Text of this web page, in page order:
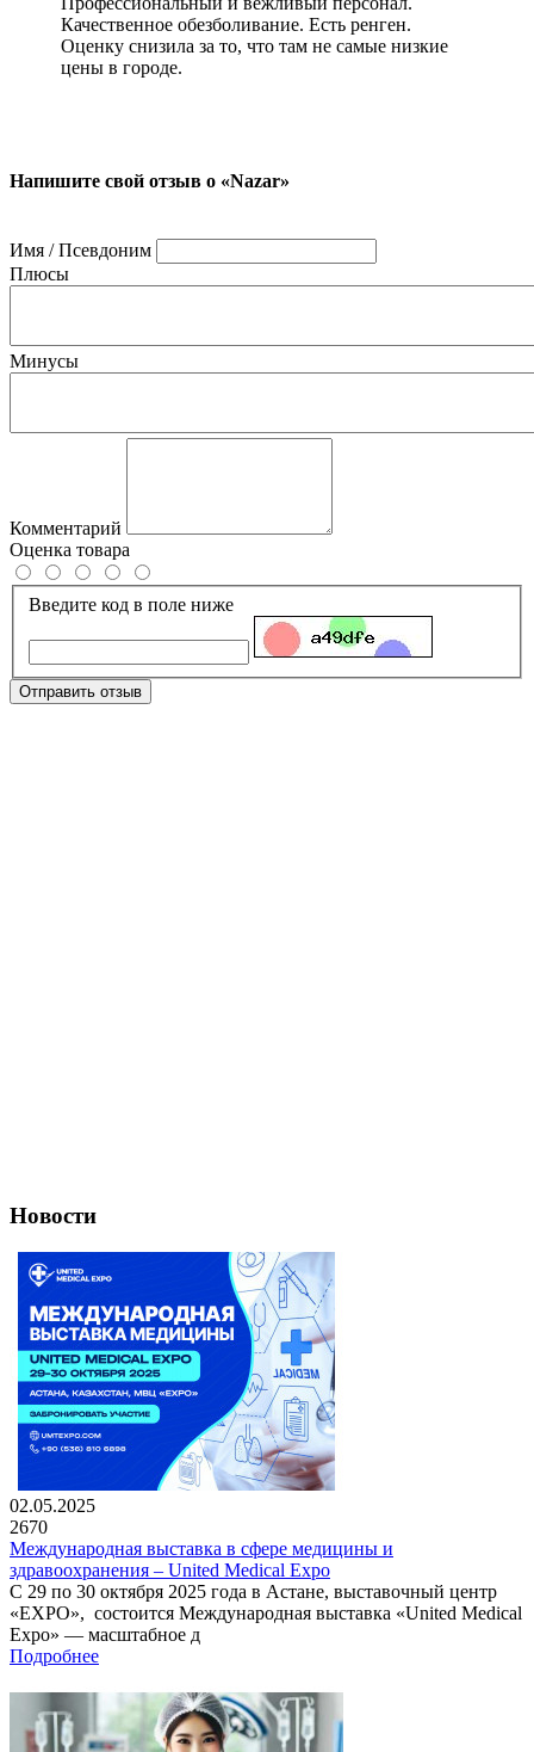
Качественное обезболивание. Есть ренген.
Оценку снизила за то, что там не самые низкие
цены в городе.
Напишите свой отзыв о «Nazar»
Имя / Псевдоним
Плюсы
Минусы
Комментарий
Оценка товара
Введите код в поле ниже
Отправить отзыв
Новости
02.05.2025
2670
Международная выставка в сфере медицины и
здравоохранения – United Medical Expo
С 29 по 30 октября 2025 года в Астане, выставочный центр
«EXPO», состоится Международная выставка «United Medical
Expo» — масштабное д
Подробнее